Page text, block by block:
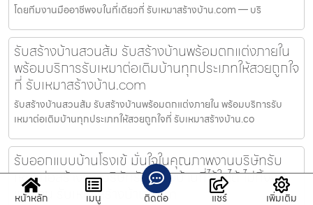
โดยทีมงานมืออาชีพจบในที่เดียวที่ รับเหมาสร้างบ้าน.com — บริ
รับสร้างบ้านสวนส้ม รับสร้างบ้านพร้อมตกแต่งภายใน
พร้อมบริการรับเหมาต่อเติมบ้านทุกประเภทให้สวยถูกใจ
ที่ รับเหมาสร้างบ้าน.com
รับสร้างบ้านสวนส้ม รับสร้างบ้านพร้อมตกแต่งภายใน พร้อมบริการรับ
เหมาต่อเติมบ้านทุกประเภทให้สวยถูกใจที่ รับเหมาสร้างบ้าน.co
รับออกแบบบ้านโรงเข้ มั่นใจในคุณภาพงานบริษัทรับ
เหมาก่อสร้างและบริษัทรับสร้างบ้านที่ไว้ใจได้ ไม่ทิ้งงาน
แน่นอน รับเหมาสร้างบ้าน.com
หน้าหลัก เมนู ติดต่อ แชร์ เพิ่มเติม